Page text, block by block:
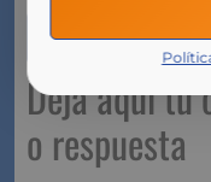
Deja aquí tu
o respuesta